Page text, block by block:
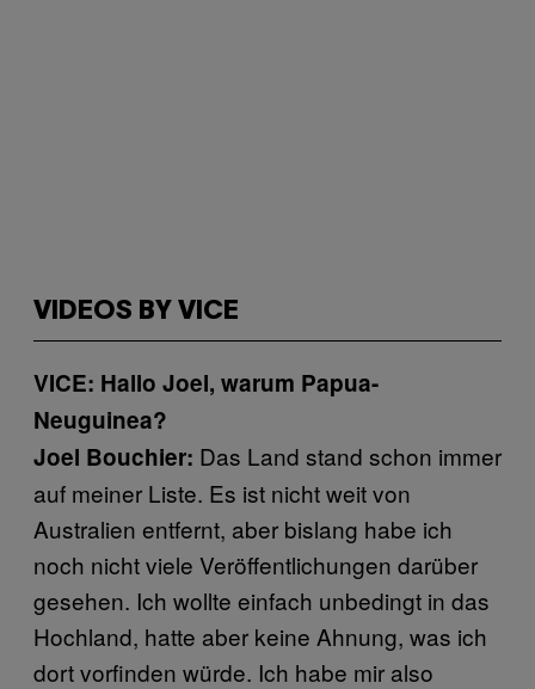
VIDEOS BY VICE
VICE: Hallo Joel, warum Papua-
Neuguinea?
Joel Bouchier: Das Land stand schon immer
auf meiner Liste. Es ist nicht weit von
Australien entfernt, aber bislang habe ich
noch nicht viele Veröffentlichungen darüber
gesehen. Ich wollte einfach unbedingt in das
Hochland, hatte aber keine Ahnung, was ich
dort vorfinden würde. Ich habe mir also